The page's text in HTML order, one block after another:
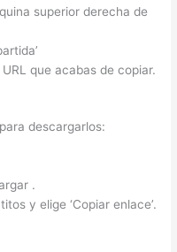
superior derecha de
que acabas de copiar.
descargarlos:
.
y elige ‘Copiar enlace’.